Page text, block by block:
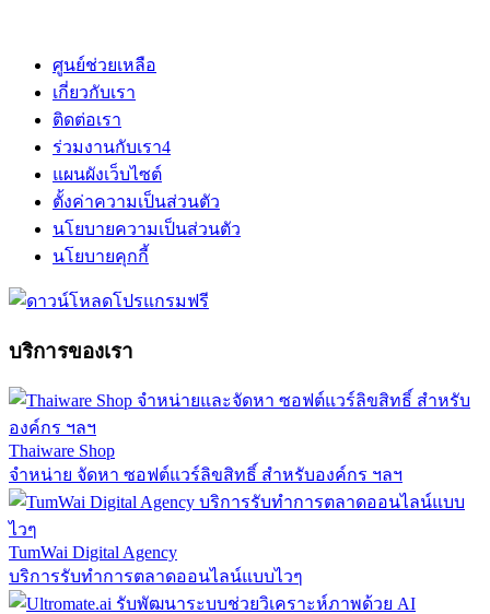
ศูนย์ช่วยเหลือ
เกี่ยวกับเรา
ติดต่อเรา
ร่วมงานกับเรา4
แผนผังเว็บไซต์
ตั้งค่าความเป็นส่วนตัว
นโยบายความเป็นส่วนตัว
นโยบายคุกกี้
บริการของเรา
Thaiware Shop
จำหน่าย จัดหา ซอฟต์แวร์ลิขสิทธิ์ สำหรับองค์กร ฯลฯ
TumWai Digital Agency
บริการรับทำการตลาดออนไลน์แบบไวๆ